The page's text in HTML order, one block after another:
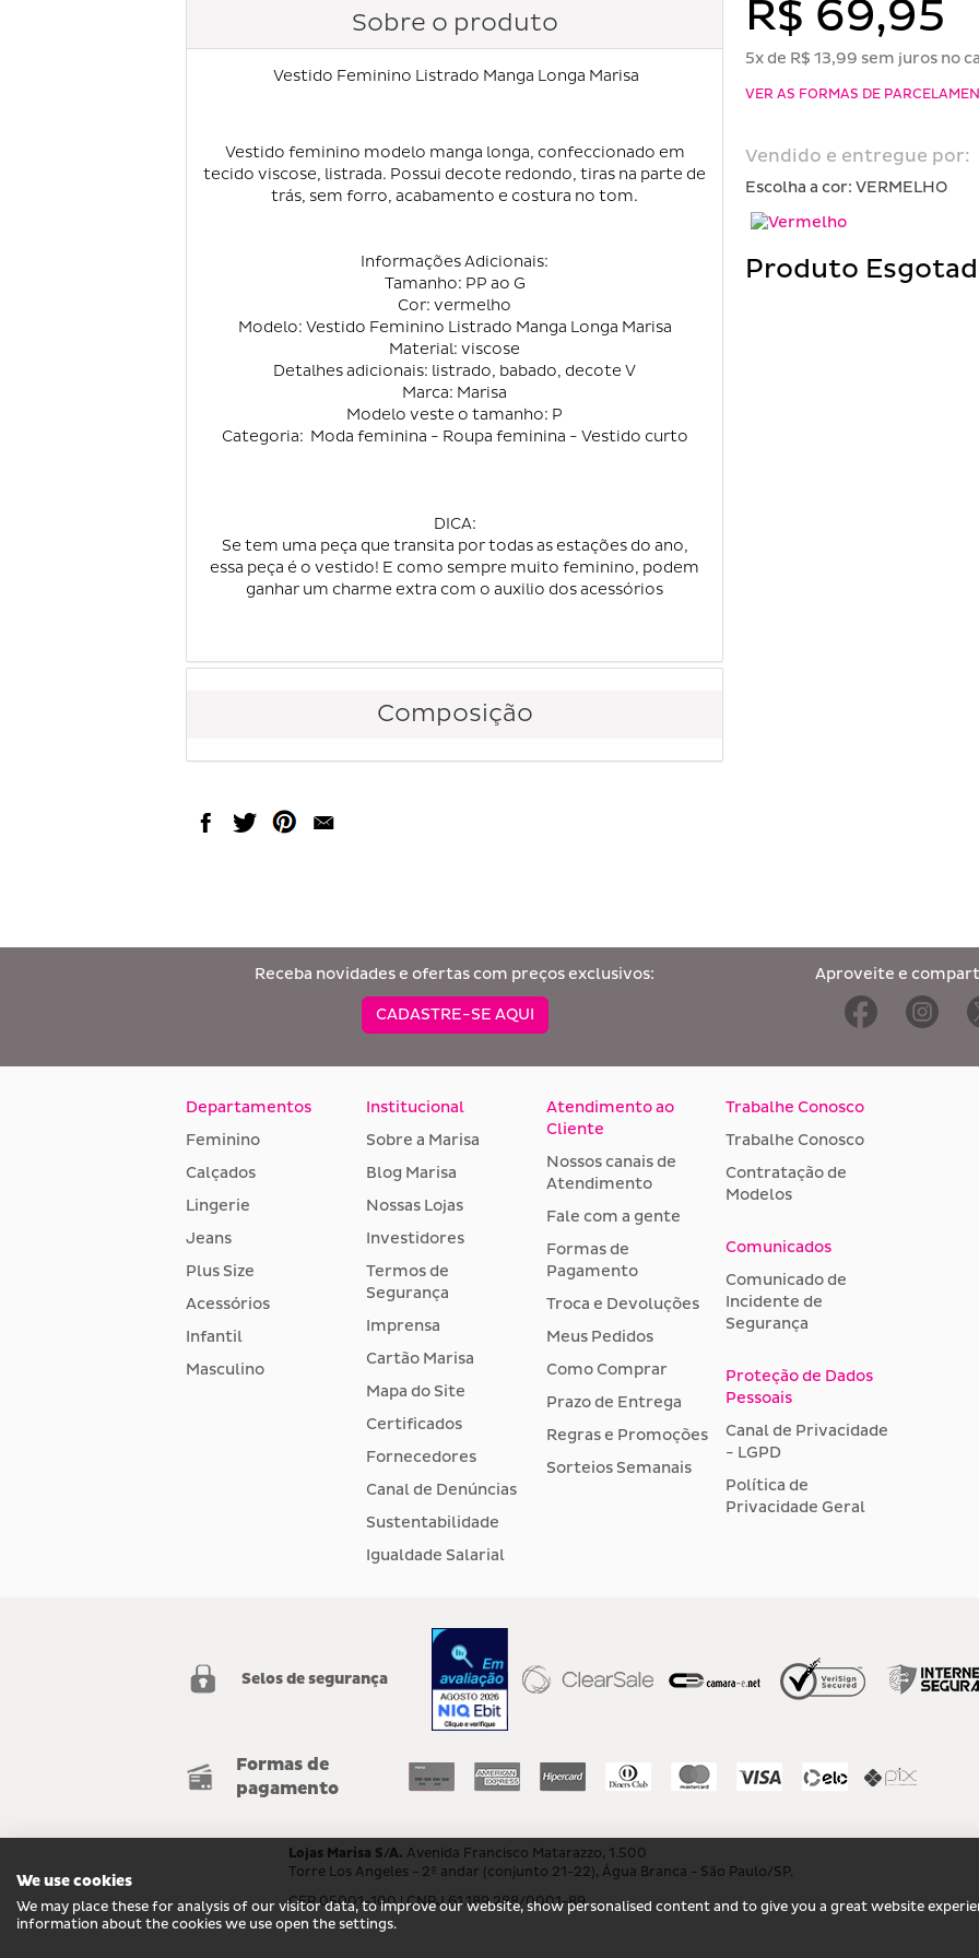
Sobre o produto
Vestido Feminino Listrado Manga Longa Marisa
Vestido feminino modelo manga longa, confeccionado em
tecido viscose, listrada. Possui decote redondo, tiras na parte de
trás, sem forro, acabamento e costura no tom.
Informações Adicionais:
Tamanho: PP ao G
Cor: vermelho
Modelo: Vestido Feminino Listrado Manga Longa Marisa
Material: viscose
Detalhes adicionais: listrado, babado, decote V
Marca: Marisa
Modelo veste o tamanho: P
Categoria: Moda feminina - Roupa feminina - Vestido curto
DICA:
Se tem uma peça que transita por todas as estações do ano,
essa peça é o vestido! E como sempre muito feminino, podem
ganhar um charme extra com o auxilio dos acessórios
Composição
R$ 69,95
5x de R$ 13,99 sem juros no
VER AS FORMAS DE
Vendido e entregue por:
Escolha a cor: VERMELHO
Produto
Receba novidades e ofertas com preços exclusivos:
CADASTRE-SE AQUI
Aproveite e
Departamentos
Feminino
Calçados
Lingerie
Jeans
Plus Size
Acessórios
Infantil
Masculino
Institucional
Sobre a Marisa
Blog Marisa
Nossas Lojas
Investidores
Termos de
Segurança
Imprensa
Cartão Marisa
Mapa do Site
Certificados
Fornecedores
Canal de Denúncias
Sustentabilidade
Igualdade Salarial
Atendimento ao
Cliente
Nossos canais de
Atendimento
Fale com a gente
Formas de
Pagamento
Troca e Devoluções
Meus Pedidos
Como Comprar
Prazo de Entrega
Regras e Promoções
Sorteios Semanais
Trabalhe Conosco
Trabalhe Conosco
Contratação de
Modelos
Comunicados
Comunicado de
Incidente de
Segurança
Proteção de Dados
Pessoais
Canal de Privacidade
- LGPD
Política de
Privacidade Geral
Selos de segurança
Formas de
pagamento
Lojas Marisa S/A. Avenida Francisco Matarazzo, 1.500
Torre Los Angeles - 2º andar (conjunto 21-22), Água Branca - São Paulo/SP.
CEP 05001-100 | CNPJ 61.189.288/0001-89
We use cookies
We may place these for analysis of our visitor data, to improve our website, show personalised content and to give you a great website
information about the cookies we use open the settings.